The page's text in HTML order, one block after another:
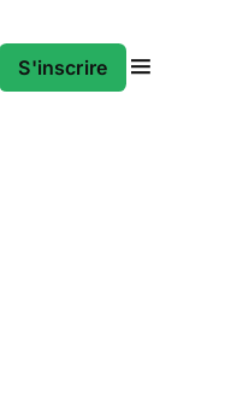
S'inscrire